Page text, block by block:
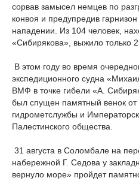
сорвав замысел немцев по
конвоя и предупредив
нападении. Из 104 человек,
«Сибирякова», выжило только
В этом году во время
экспедиционного судна
ВМФ в точке гибели «А.
был спущен памятный венок от
гидрометслужбы и
Палестинского общества.
31 августа в Соломбале на
набережной Г. Седова у
вернуло море» пройдет